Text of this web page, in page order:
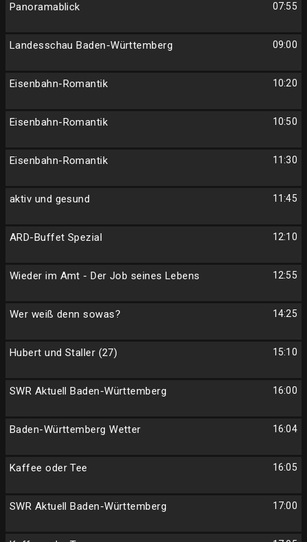
07:55
Panoramablick
09:00
Landesschau Baden-Württemberg
10:20
Eisenbahn-Romantik
10:50
Eisenbahn-Romantik
11:30
Eisenbahn-Romantik
11:45
aktiv und gesund
12:10
ARD-Buffet Spezial
12:55
Wieder im Amt - Der Job seines Lebens
14:25
Wer weiß denn sowas?
15:10
Hubert und Staller (27)
16:00
SWR Aktuell Baden-Württemberg
16:04
Baden-Württemberg Wetter
16:05
Kaffee oder Tee
17:00
SWR Aktuell Baden-Württemberg